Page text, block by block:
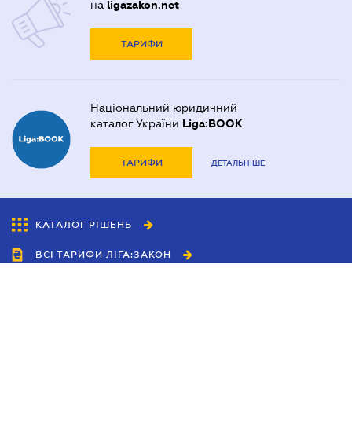
на ligazakon.net
ТАРИФИ
Національний юридичний
каталог України Liga:BOOK
ТАРИФИ ДЕТАЛЬНІШЕ
КАТАЛОГ РІШЕНЬ
ВСІ ТАРИФИ ЛІГА:ЗАКОН